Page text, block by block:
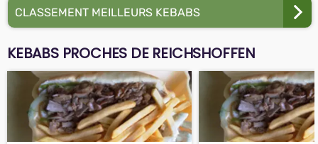
CLASSEMENT MEILLEURS KEBABS
KEBABS PROCHES DE REICHSHOFFEN